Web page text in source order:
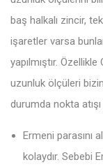
baş halkalı zincir,
işaretler varsa
yapılmıştır.
uzunluk ölçüleri
durumda nokta
Ermeni parasını
kolaydır. Sebebi